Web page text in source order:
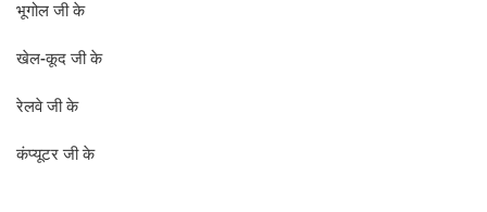
भूगोल जी के
खेल-कूद जी के
रेलवे जी के
कंप्यूटर जी के